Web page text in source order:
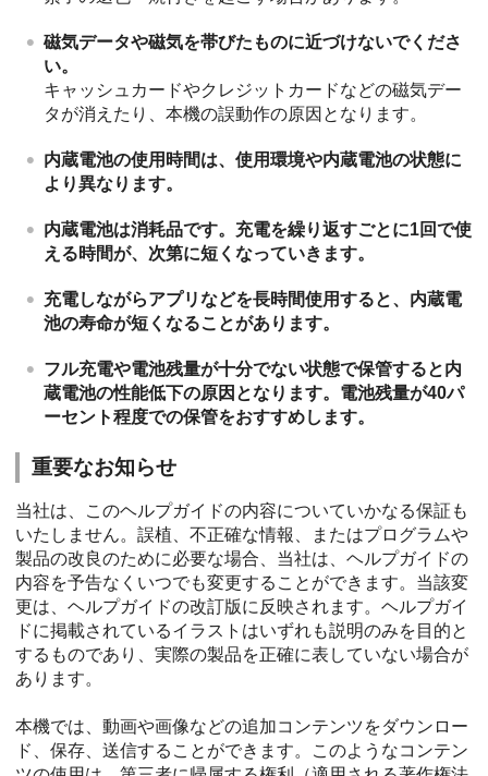
磁気データや磁気を帯びたものに近づけないでくださ
い。
キャッシュカードやクレジットカードなどの磁気デー
タが消えたり、本機の誤動作の原因となります。
内蔵電池の使用時間は、使用環境や内蔵電池の状態に
より異なります。
内蔵電池は消耗品です。充電を繰り返すごとに1回で使
える時間が、次第に短くなっていきます。
充電しながらアプリなどを長時間使用すると、内蔵電
池の寿命が短くなることがあります。
フル充電や電池残量が十分でない状態で保管すると内
蔵電池の性能低下の原因となります。電池残量が40パ
ーセント程度での保管をおすすめします。
重要なお知らせ
当社は、このヘルプガイドの内容についていかなる保証も
いたしません。誤植、不正確な情報、またはプログラムや
製品の改良のために必要な場合、当社は、ヘルプガイドの
内容を予告なくいつでも変更することができます。当該変
更は、ヘルプガイドの改訂版に反映されます。ヘルプガイ
ドに掲載されているイラストはいずれも説明のみを目的と
するものであり、実際の製品を正確に表していない場合が
あります。
本機では、動画や画像などの追加コンテンツをダウンロー
ド、保存、送信することができます。このようなコンテン